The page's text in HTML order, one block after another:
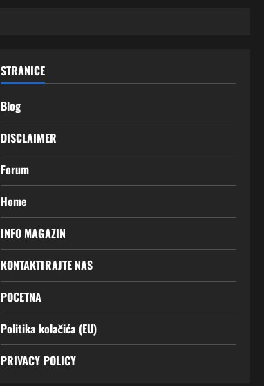
STRANICE
Blog
DISCLAIMER
Forum
Home
INFO MAGAZIN
KONTAKTIRAJTE NAS
POCETNA
Politika kolačića (EU)
PRIVACY POLICY